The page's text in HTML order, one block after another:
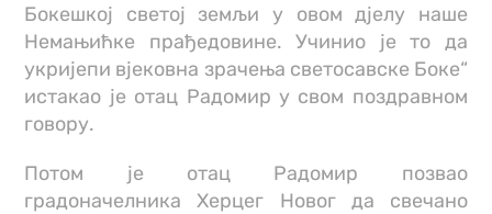
Бокешкој светој земљи у овом дјелу наше
Немањићке прађедовине. Учинио је то да
укријепи вјековна зрачења светосавске Боке“
истакао је отац Радомир у свом поздравном
говору.
Потом је отац Радомир позвао
градоначелника Херцег Новог да свечано